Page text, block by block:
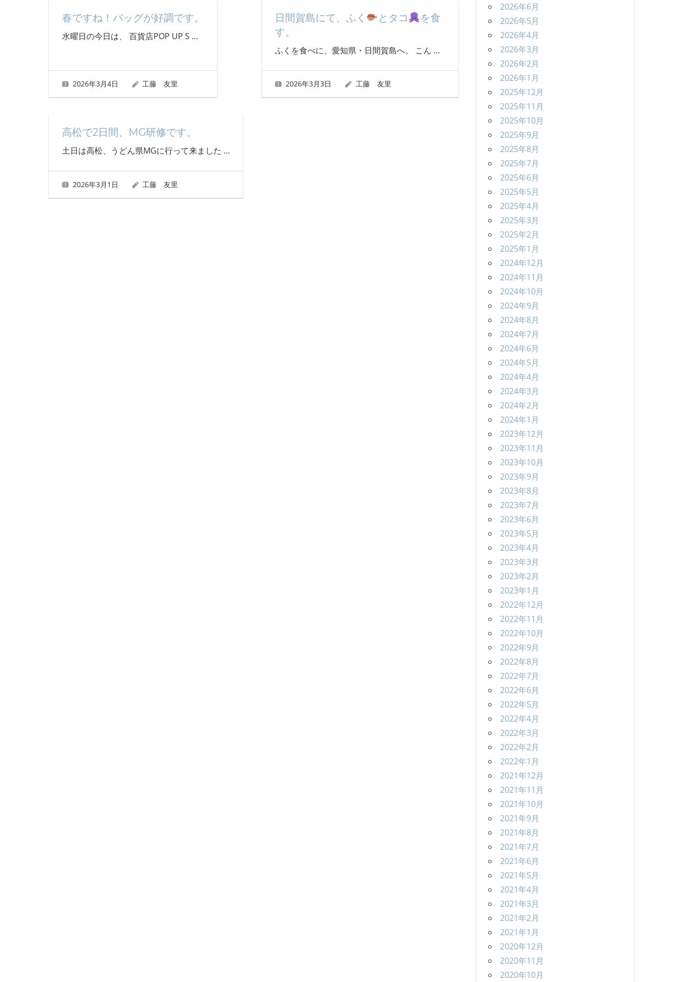
春ですね！バッグが好調です。
水曜日の今日は、 百貨店POP UP S …
2026年3月4日 工藤 友里
日間賀島にて、ふく とタコ
を食
す。
ふくを食べに、愛知県・日間賀島へ。 こん …
2026年3月3日 工藤 友里
高松で2日間、MG研修です。
土日は高松、うどん県MGに行って来ました …
2026年3月1日 工藤 友里
2026年6月
2026年5月
2026年4月
2026年3月
2026年2月
2026年1月
2025年12月
2025年11月
2025年10月
2025年9月
2025年8月
2025年7月
2025年6月
2025年5月
2025年4月
2025年3月
2025年2月
2025年1月
2024年12月
2024年11月
2024年10月
2024年9月
2024年8月
2024年7月
2024年6月
2024年5月
2024年4月
2024年3月
2024年2月
2024年1月
2023年12月
2023年11月
2023年10月
2023年9月
2023年8月
2023年7月
2023年6月
2023年5月
2023年4月
2023年3月
2023年2月
2023年1月
2022年12月
2022年11月
2022年10月
2022年9月
2022年8月
2022年7月
2022年6月
2022年5月
2022年4月
2022年3月
2022年2月
2022年1月
2021年12月
2021年11月
2021年10月
2021年9月
2021年8月
2021年7月
2021年6月
2021年5月
2021年4月
2021年3月
2021年2月
2021年1月
2020年12月
2020年11月
2020年10月